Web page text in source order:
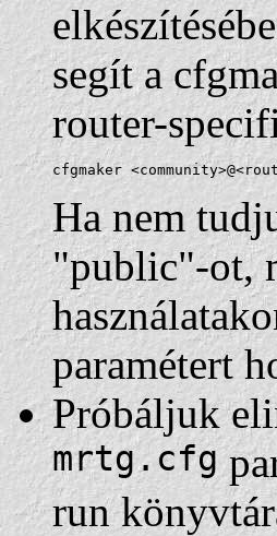
segít a
router-
cfgmaker
Ha nem
"public"-ot,
paramétert
Próbáljuk
mrtg.cfg
run